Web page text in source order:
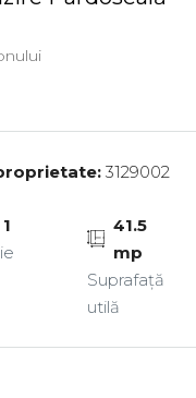
3129002
1
41.5
mp
Suprafață
utilă